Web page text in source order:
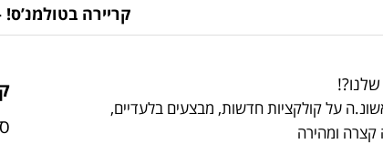
קריירה
על קולקציות חדשות, מבצעים בלעדיים,
ומהירה